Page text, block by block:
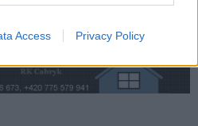
Access Privacy Policy